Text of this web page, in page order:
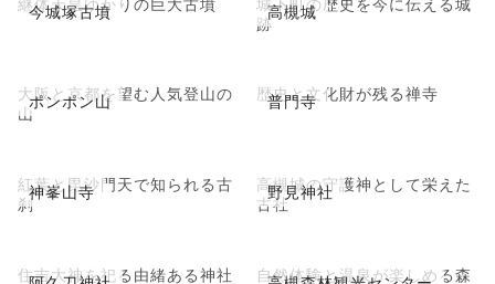
今城塚古墳 高槻城
跡
ポンポン山
大阪と京都を望む人気登山の
山
普門寺
歴史と文化財が残る禅寺
神峯山寺
紅葉と毘沙門天で知られる古
刹
野見神社
高槻城の守護神として栄えた
古社
住吉大神を祀る由緒ある神社
自然体験と温泉が楽しめる森